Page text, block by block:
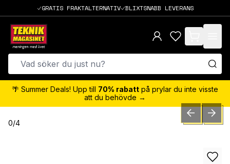
GRATIS FRAKTALTERNATIV BLIXTSNABB LEVERANS
items in cart,
🌴 Summer Deals! Upp till 70% rabatt på prylar du inte visste
att du behövde →
0/4 PREVIOUSNEXT